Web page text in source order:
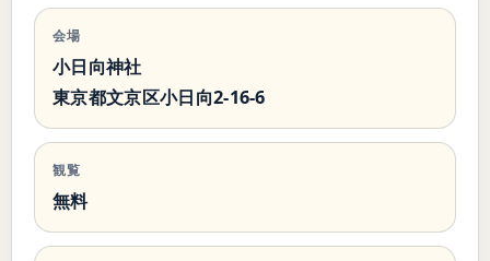
会場
小日向神社
東京都文京区小日向2-16-6
観覧
無料